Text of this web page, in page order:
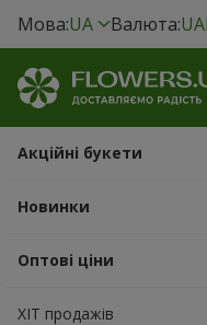
Мова:UA Валюта:
Акційні букети
Новинки
Оптові ціни
ХІТ продажів